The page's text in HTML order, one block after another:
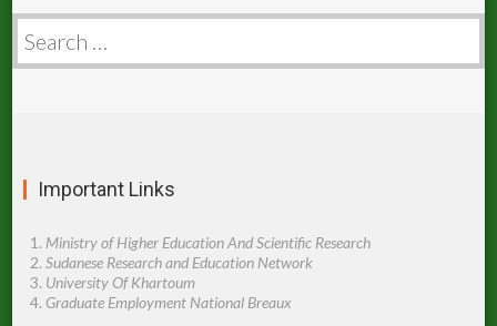
Search
for:
Important Links
Ministry of Higher Education And Scientific Research
Sudanese Research and Education Network
University Of Khartoum
Graduate Employment National Breaux